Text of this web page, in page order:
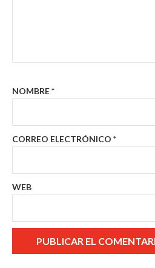
NOMBRE*
CORREO ELECTRÓNICO *
WEB